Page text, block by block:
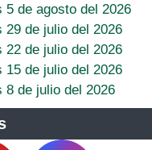
5 de agosto del 2026
29 de julio del 2026
22 de julio del 2026
15 de julio del 2026
8 de julio del 2026